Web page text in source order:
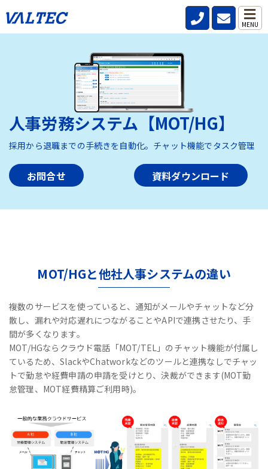
MENU
HOME>製品・サービス> 人事労務システム【MOT/HG】
人事労務システム【MOT/HG】
採用から退職までの手続きを自動化。チャット機能でタスク管理
お問合せ 資料ダウンロード
MOT/HGと他社人事システムの違い
複数のサービスを使っていると、通知がメールやチャットなど分
散し、漏れや対応遅れにつながることやAPIで連携させたり、手
間が多くなります。
MOT/HGならクラウド電話「MOT/TEL」のチャット機能が付属し
ているため、SlackやChatworkなどのツールと連携なしでチャッ
トで勤怠や経費申請の申請を受けとり、決裁ができます(MOT勤
怠管理、MOT経費精算ご利用時)。